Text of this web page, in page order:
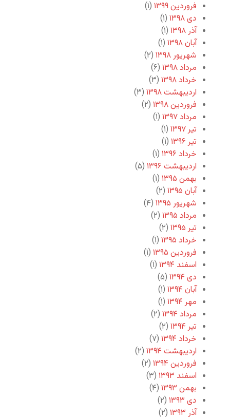
فروردین ۱۳۹۹
(۱)
دی ۱۳۹۸
(۱)
آذر ۱۳۹۸
(۱)
آبان ۱۳۹۸
(۱)
شهریور ۱۳۹۸
(۲)
مرداد ۱۳۹۸
(۶)
خرداد ۱۳۹۸
(۳)
اردیبهشت ۱۳۹۸
(۳)
فروردین ۱۳۹۸
(۲)
مرداد ۱۳۹۷
(۱)
تیر ۱۳۹۷
(۱)
تیر ۱۳۹۶
(۱)
خرداد ۱۳۹۶
(۱)
اردیبهشت ۱۳۹۶
(۵)
بهمن ۱۳۹۵
(۱)
آبان ۱۳۹۵
(۲)
شهریور ۱۳۹۵
(۴)
مرداد ۱۳۹۵
(۲)
تیر ۱۳۹۵
(۲)
خرداد ۱۳۹۵
(۱)
فروردین ۱۳۹۵
(۱)
اسفند ۱۳۹۴
(۱)
دی ۱۳۹۴
(۵)
آبان ۱۳۹۴
(۱)
مهر ۱۳۹۴
(۱)
مرداد ۱۳۹۴
(۲)
تیر ۱۳۹۴
(۲)
خرداد ۱۳۹۴
(۷)
اردیبهشت ۱۳۹۴
(۲)
فروردین ۱۳۹۴
(۲)
اسفند ۱۳۹۳
(۳)
بهمن ۱۳۹۳
(۴)
دی ۱۳۹۳
(۲)
آذر ۱۳۹۳
(۲)